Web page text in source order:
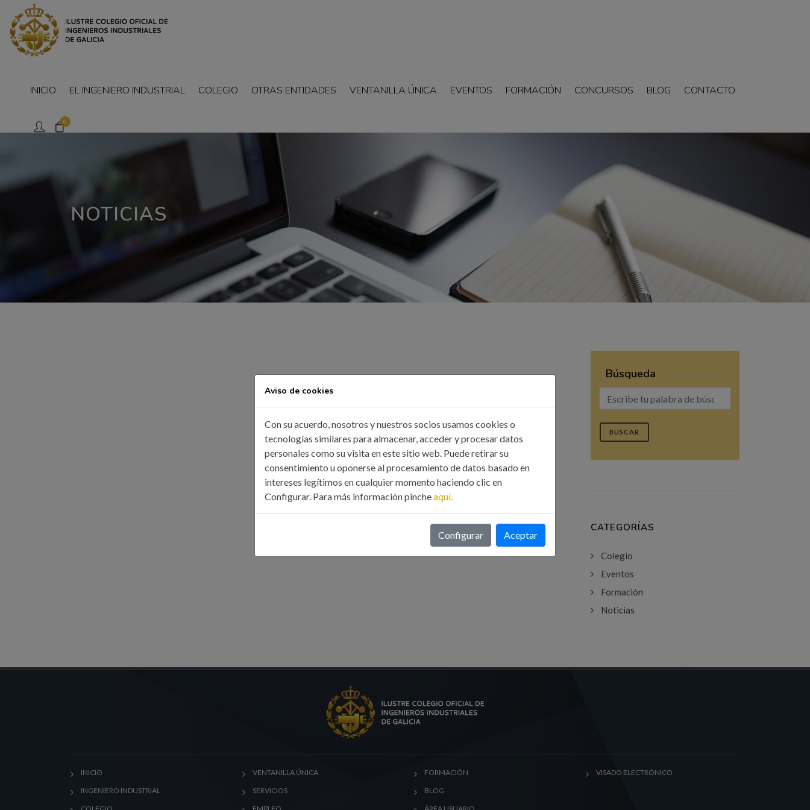
0
INICIO EL INGENIERO INDUSTRIAL COLEGIO OTRAS ENTIDADES VENTANILLA ÚNICA EVENTOS FORMACIÓN CONCURSOS BLOG CONTACTO
NOTICIAS
Búsqueda
BUSCAR
CATEGORÍAS
Colegio
Eventos
Formación
Noticias
INICIO
INGENIERO INDUSTRIAL
VENTANILLA ÚNICA
SERVICIOS
FORMACIÓN
BLOG
VISADO ELECTRÓNICO
Aviso de cookies
Con su acuerdo, nosotros y nuestros socios usamos cookies o
tecnologías similares para almacenar, acceder y procesar datos
personales como su visita en este sitio web. Puede retirar su
consentimiento u oponerse al procesamiento de datos basado en
intereses legítimos en cualquier momento haciendo clic en
Configurar. Para más información pincheaquí.
Configurar Aceptar